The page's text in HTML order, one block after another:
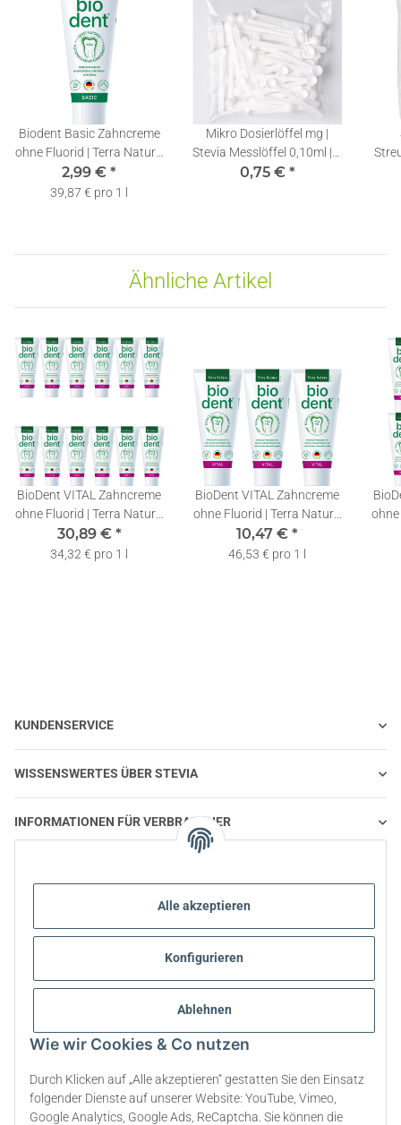
Alle akzeptieren
Konfigurieren
Ablehnen
Wie wir Cookies & Co nutzen
Durch Klicken auf „Alle akzeptieren“ gestatten Sie den Einsatz
folgender Dienste auf unserer Website: YouTube, Vimeo,
Google Analytics, Google Ads, ReCaptcha. Sie können die
Biodent Basic Zahncreme
ohne Fluorid | Terra Natura
Zahnpasta | 1 x 75ml
2,99 € *
39,87 € pro 1 l
Mikro Dosierlöffel mg |
Stevia Messlöffel 0,10ml | 1
Stück
0,75 € *
Ähnliche Artikel
BioDent VITAL Zahncreme
ohne Fluorid | Terra Natura
Zahnpasta | 12 x 75ml
30,89 € *
34,32 € pro 1 l
BioDent VITAL Zahncreme
ohne Fluorid | Terra Natura
Zahnpasta | 3 x 75ml
10,47 € *
46,53 € pro 1 l
KUNDENSERVICE
WISSENSWERTES ÜBER STEVIA
INFORMATIONEN FÜR VERBRAUCHER
STEVIA PRODUKT INFORMATIONEN